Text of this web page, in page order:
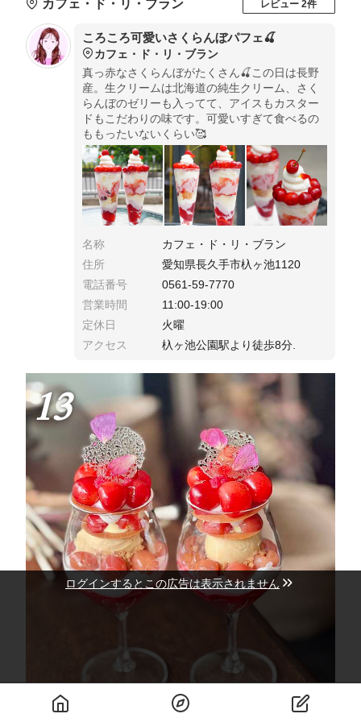
カフェ・ド・リ・ブラン レビュー 2件
ころころ可愛いさくらんぼパフェ🍒
カフェ・ド・リ・ブラン
真っ赤なさくらんぼがたくさん🍒この日は長野
産。生クリームは北海道の純生クリーム、さく
らんぼのゼリーも入ってて、アイスもカスター
ドもこだわりの味です。可愛いすぎて食べるの
ももったいないくらい🥰
名称
カフェ・ド・リ・ブラン
住所
愛知県長久手市杁ヶ池1120
電話番号
0561-59-7770
営業時間
11:00-19:00
定休日
火曜
アクセス
杁ヶ池公園駅より徒歩8分.
13
アンソレイユ レビュー 2件
ログインするとこの広告は表示されません